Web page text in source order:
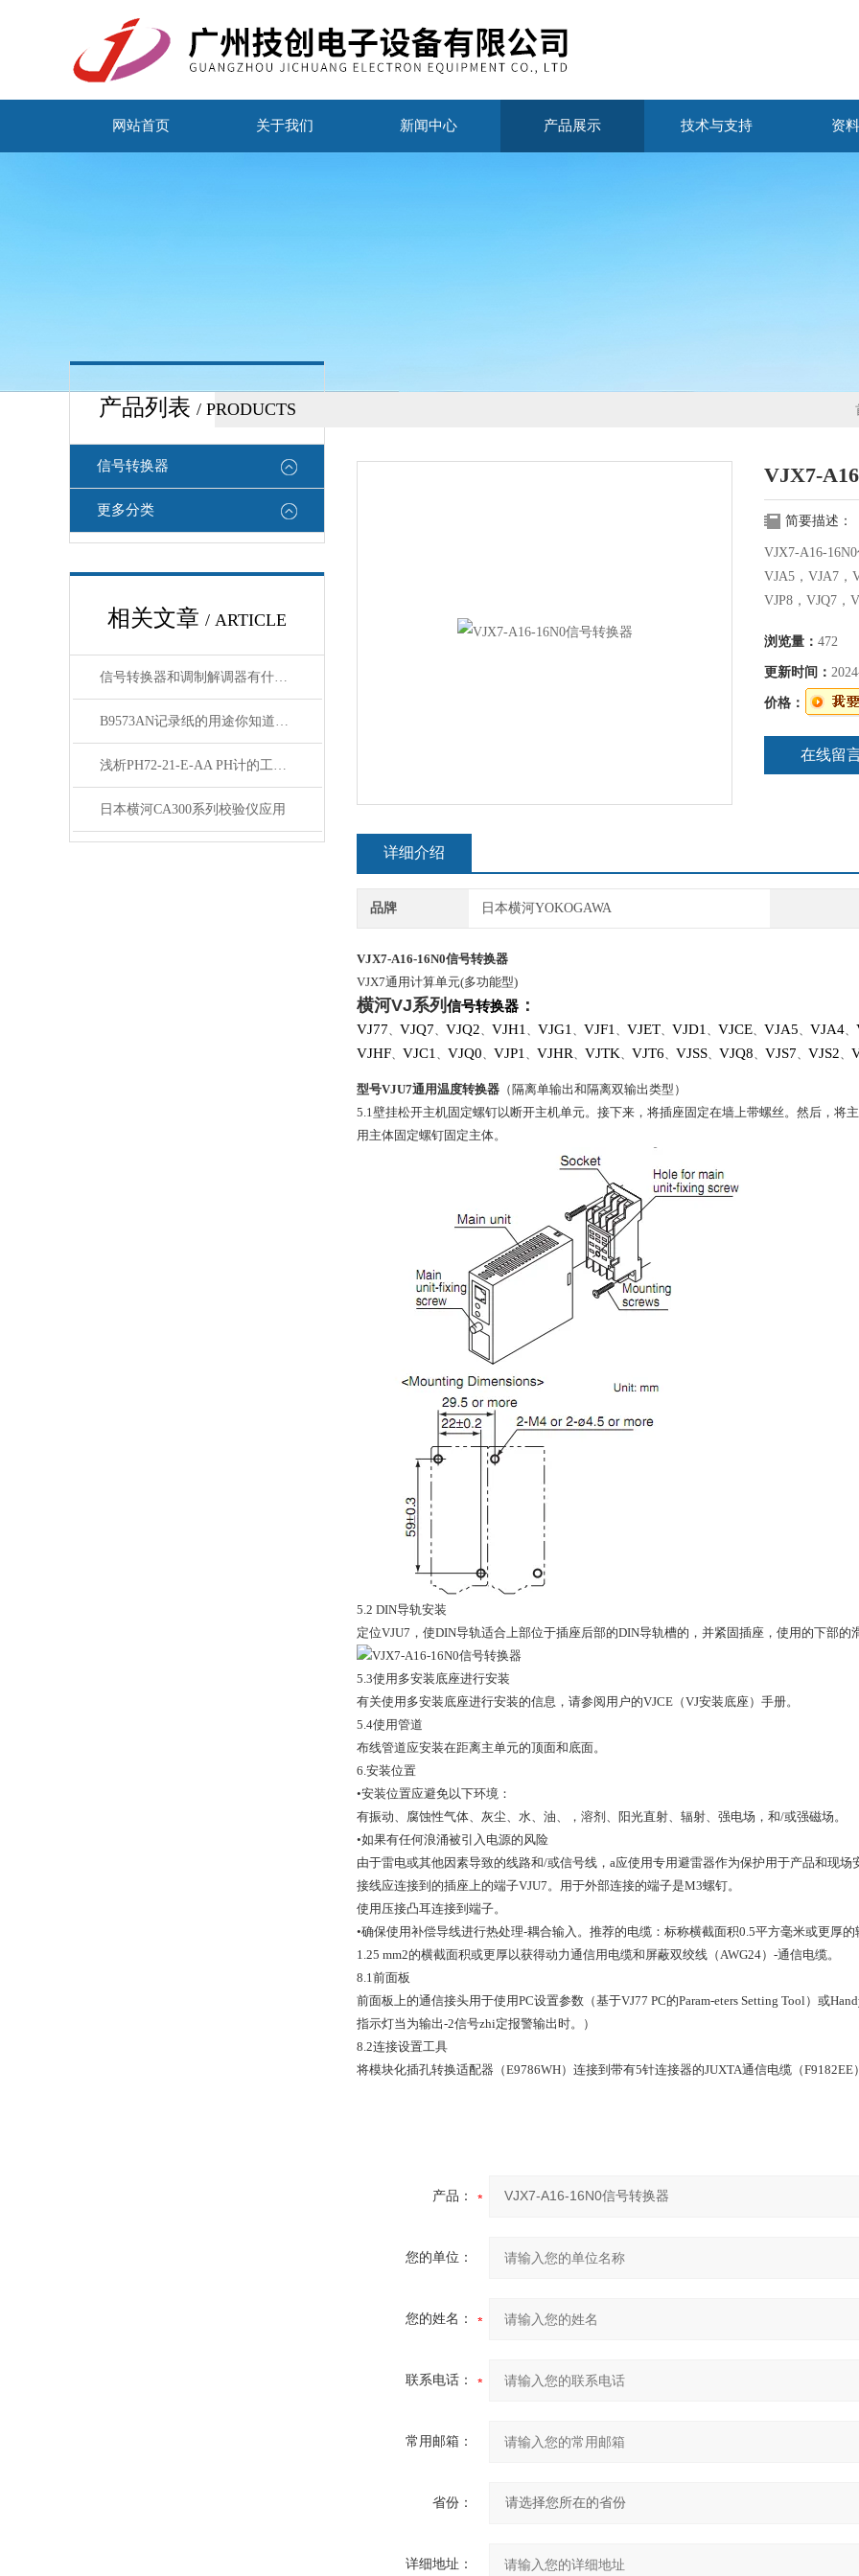
网站首页 关于我们 新闻中心 产品展示 技术与支持 资
产品列表 / PRODUCTS
信号转换器
更多分类
相关文章 / ARTICLE
信号转换器和调制解调器有什么区别
B9573AN记录纸的用途你知道吗？
浅析PH72-21-E-AA PH计的工作原理与应用
日本横河CA300系列校验仪应用
VJX7-
简要描述：
VJX7-A16-
VJA5，VJA7，
VJP8，VJQ7，
浏览量： 472
更新时间：
价格：
在线留
详细介绍
品牌 日本横河YOKOGAWA
VJX7-A16-16N0信号转换器
VJX7通用计算单元(多功能型)
横河VJ系列 信号转换器 ：
VJ77、 VJQ7、 VJQ2、 VJH1 、 VJG1 、 VJF1 、 VJET、 VJD1 、 VJCE、 VJA5、 VJA4、
VJHF、 VJC1 、 VJQ0、 VJP1 、 VJHR、 VJTK、 VJT6、 VJSS、 VJQ8、 VJS7、 VJS2、
型号VJU7通用温度转换器 （隔离单输出和隔离双输出类型）
5.1壁挂松开主机固定螺钉以断开主机单元。接下来，将插座固定在墙上带螺丝。然后，将
用主体固定螺钉固定主体。
5.2 DIN导轨安装
定位VJU7，使DIN导轨适合上部位于插座后部的DIN导轨槽的，并紧固插座，使用的下部的
5.3使用多安装底座进行安装
有关使用多安装底座进行安装的信息，请参阅用户的VJCE（VJ安装底座）手册。
5.4使用管道
布线管道应安装在距离主单元的顶面和底面。
6.安装位置
•安装位置应避免以下环境：
有振动、腐蚀性气体、灰尘、水、油、，溶剂、阳光直射、辐射、强电场，和/或强磁场。
•如果有任何浪涌被引入电源的风险
由于雷电或其他因素导致的线路和/或信号线，a应使用专用避雷器作为保护用于产品和现场
接线应连接到的插座上的端子VJU7。用于外部连接的端子是M3螺钉。
使用压接凸耳连接到端子。
•确保使用补偿导线进行热处理-耦合输入。推荐的电缆：标称横截面积0.5平方毫米或更厚
1.25 mm2的横截面积或更厚以获得动力通信用电缆和屏蔽双绞线（AWG24）-通信电缆。
8.1前面板
前面板上的通信接头用于使用PC设置参数（基于VJ77 PC的Param-eters Setting Tool）或
指示灯当为输出-2信号zhi定报警输出时。）
8.2连接设置工具
将模块化插孔转换适配器（E9786WH）连接到带有5针连接器的JUXTA通信电缆（
产品：
您的单位：
您的姓名：
联系电话：
常用邮箱：
省份：
详细地址：